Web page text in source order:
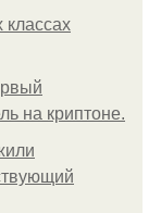
классах
на криптоне.